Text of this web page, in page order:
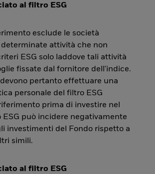
al filtro ESG
esclude le società
attività che non
ESG solo laddove tali attività
fissate dal fornitore dell'indice.
pertanto effettuare una
personale del filtro ESG
prima di investire nel
ESG può incidere negativamente
investimenti del Fondo rispetto a
simili.
al filtro ESG